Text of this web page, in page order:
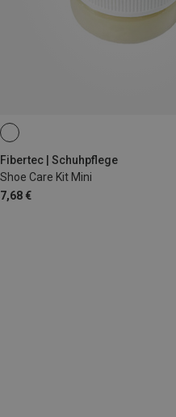
Fibertec | Schuhpflege
Shoe Care Kit Mini
7,68 €
28ML